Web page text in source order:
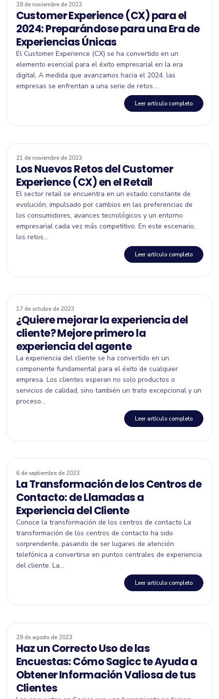
28 de noviembre de 2023
Customer Experience (CX) para el
2024: Preparándose para una Era de
Experiencias Únicas
El Customer Experience (CX) se ha convertido en un
elemento esencial para el éxito empresarial en la era
digital. A medida que avanzamos hacia el 2024, las
empresas se enfrentan a una serie de retos...
Leer artículo completo
21 de noviembre de 2023
Los Nuevos Retos del Customer
Experience (CX) en el Retail
El sector retail se encuentra en un estado constante de
evolución, impulsado por cambios en las preferencias de
los consumidores, avances tecnológicos y un entorno
empresarial cada vez más competitivo. En este escenario,
los retos...
Leer artículo completo
17 de octubre de 2023
¿Quiere mejorar la experiencia del
cliente? Mejore primero la
experiencia del agente
La experiencia del cliente se ha convertido en un
componente fundamental para el éxito de cualquier
empresa. Los clientes esperan no solo productos o
servicios de calidad, sino también un trato excepcional y un
proceso...
Leer artículo completo
6 de septiembre de 2023
La Transformación de los Centros de
Contacto: de Llamadas a
Experiencia del Cliente
Conoce la transformación de los centros de contacto La
transformación de los centros de contacto ha sido
sorprendente, pasando de ser lugares de atención
telefónica a convertirse en puntos centrales de experiencia
del cliente. La...
Leer artículo completo
29 de agosto de 2023
Haz un Correcto Uso de las
Encuestas: Cómo Sagicc te Ayuda a
Obtener Información Valiosa de tus
Clientes